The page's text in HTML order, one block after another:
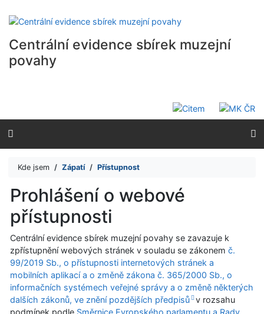
Přejít na menu
Centrální evidence sbírek muzejní
povahy
Kde jsem Zápatí Přístupnost
Prohlášení o webové
přístupnosti
Centrální evidence sbírek muzejní povahy se zavazuje k
zpřístupnění webových stránek v souladu se zákonem č.
99/2019 Sb., o přístupnosti internetových stránek a
mobilních aplikací a o změně zákona č. 365/2000 Sb., o
informačních systémech veřejné správy a o změně některých
dalších zákonů, ve znění pozdějších předpisů v rozsahu
podmínek podle Směrnice Evropského parlamentu a Rady